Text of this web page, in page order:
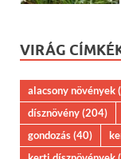
VIRÁG
alacsony növények
dísznövény(204)
gondozás(40)